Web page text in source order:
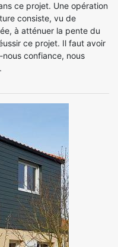
ce projet. Une opération
consiste, vu de
à atténuer la pente du
ce projet. Il faut avoir
confiance, nous